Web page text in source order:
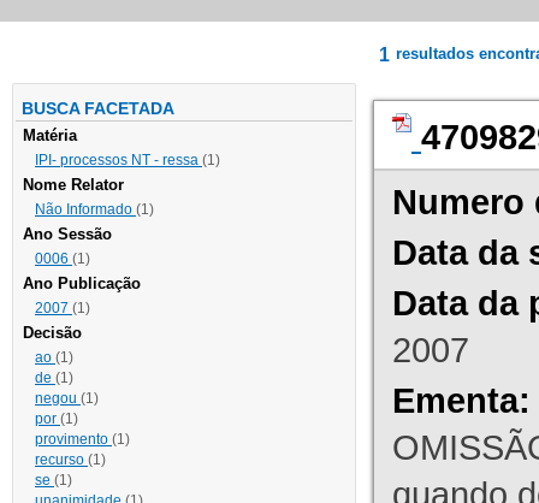
BUSCA FACETADA
Matéria
IPI- processos NT - ressa (1)
Nome Relator
Não Informado (1)
Ano Sessão
0006 (1)
Ano Publicação
2007 (1)
Decisão
ao (1)
de (1)
negou (1)
por (1)
provimento (1)
recurso (1)
se (1)
1 resultados
Numero
Data da
Data da
2007
Ementa:
quando